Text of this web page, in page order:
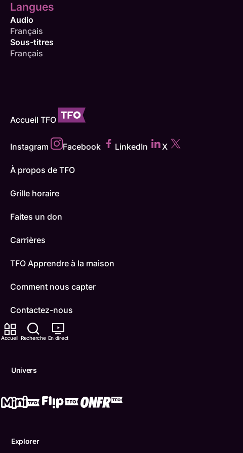
Accueil Recherche En direct
Univers
Explorer
Langues
Audio
Français
Sous-titres
Français
Accueil TFO
Instagram Facebook LinkedIn X
À propos de TFO
Grille horaire
Faites un don
Carrières
TFO Apprendre à la maison
Comment nous capter
Contactez-nous
ONFR
Conditions d'utilisation